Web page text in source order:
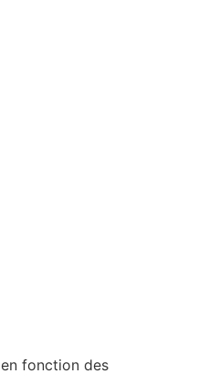
fonction des